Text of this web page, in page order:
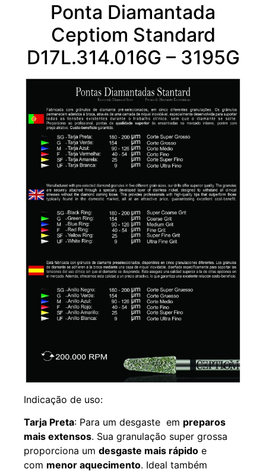
Ponta Diamantada
Ceptiom Standard
D17L.314.016G – 3195G
Indicação de uso:
Tarja Preta: Para um desgaste em preparos
mais extensos. Sua granulação super grossa
proporciona um desgaste mais rápido e
com menor aquecimento. Ideal também